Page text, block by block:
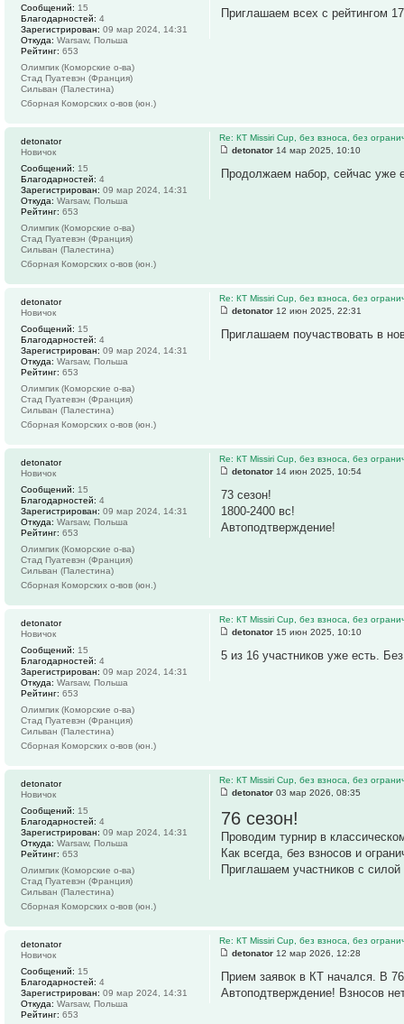
Приглашаем всех с рейтингом
Сообщений: 15
Благодарностей: 4
Зарегистрирован: 09 мар 2024, 14:31
Откуда: Warsaw, Польша
Рейтинг: 653
Олимпик (Коморские о-ва)
Стад Пуатевэн (Франция)
Сильван (Палестина)
Сборная Коморских о-вов (юн.)
Re: КТ Missiri Cup, без взноса, без
detonator 14 мар 2025, 10:10
Продолжаем набор, сейчас уже
detonator
Новичок
Сообщений: 15
Благодарностей: 4
Зарегистрирован: 09 мар 2024, 14:31
Откуда: Warsaw, Польша
Рейтинг: 653
Олимпик (Коморские о-ва)
Стад Пуатевэн (Франция)
Сильван (Палестина)
Сборная Коморских о-вов (юн.)
Re: КТ Missiri Cup, без взноса, без
detonator 12 июн 2025, 22:31
Приглашаем поучаствовать в
detonator
Новичок
Сообщений: 15
Благодарностей: 4
Зарегистрирован: 09 мар 2024, 14:31
Откуда: Warsaw, Польша
Рейтинг: 653
Олимпик (Коморские о-ва)
Стад Пуатевэн (Франция)
Сильван (Палестина)
Сборная Коморских о-вов (юн.)
Re: КТ Missiri Cup, без взноса, без
detonator 14 июн 2025, 10:54
73 сезон!
1800-2400 вс!
Автоподтверждение!
detonator
Новичок
Сообщений: 15
Благодарностей: 4
Зарегистрирован: 09 мар 2024, 14:31
Откуда: Warsaw, Польша
Рейтинг: 653
Олимпик (Коморские о-ва)
Стад Пуатевэн (Франция)
Сильван (Палестина)
Сборная Коморских о-вов (юн.)
Re: КТ Missiri Cup, без взноса, без
detonator 15 июн 2025, 10:10
5 из 16 участников уже есть.
detonator
Новичок
Сообщений: 15
Благодарностей: 4
Зарегистрирован: 09 мар 2024, 14:31
Откуда: Warsaw, Польша
Рейтинг: 653
Олимпик (Коморские о-ва)
Стад Пуатевэн (Франция)
Сильван (Палестина)
Сборная Коморских о-вов (юн.)
Re: КТ Missiri Cup, без взноса, без
detonator 03 мар 2026, 08:35
76 сезон!
Проводим турнир в
Как всегда, без взносов и
Приглашаем участников с силой
detonator
Новичок
Сообщений: 15
Благодарностей: 4
Зарегистрирован: 09 мар 2024, 14:31
Откуда: Warsaw, Польша
Рейтинг: 653
Олимпик (Коморские о-ва)
Стад Пуатевэн (Франция)
Сильван (Палестина)
Сборная Коморских о-вов (юн.)
Re: КТ Missiri Cup, без взноса, без
detonator 12 мар 2026, 12:28
Прием заявок в КТ начался. В
Автоподтверждение! Взносов
detonator
Новичок
Сообщений: 15
Благодарностей: 4
Зарегистрирован: 09 мар 2024, 14:31
Откуда: Warsaw, Польша
Рейтинг: 653